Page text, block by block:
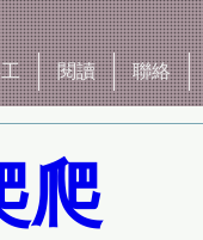
閱讀 聯絡
爬